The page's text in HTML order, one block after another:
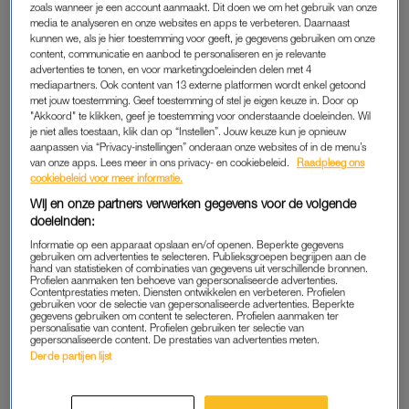
neerleggen. Ze was destijds achttien jaar oud, maar had naar
verluidt geenhypotheeknodig. Alles uit eigen zak, we love to
see it.
Afgelopen juli zette de influencer haar huis te koop. Ze ging
samenwonen met haar vriend Kenneth Taylor in Alkmaar. Al
snel stond er ‘verkocht onder voorbehoud’ bij haar woning op
Funda, maar helaas kreeg de nieuwe koper de financiering
niet rond. Daardoor stond het huis sinds afgelopen december
weer online.
TOCH NOG VERKOCHT
Inmiddels woont Jade al lang en breed in Rome, waar
vriendlief voetbalt, maar de deal voor haar oude woning is nu
eindelijk rond. Ze kan na acht maanden definitief afscheid
nemen van Heemskerk.
zoals wanneer je een account aanmaakt. Dit doen we om het gebruik van onze
media te analyseren en onze websites en apps te verbeteren. Daarnaast
kunnen we, als je hier toestemming voor geeft, je gegevens gebruiken om onze
content, communicatie en aanbod te personaliseren en je relevante
advertenties te tonen, en voor marketingdoeleinden delen met 4
mediapartners. Ook content van 13 externe platformen wordt enkel getoond
met jouw toestemming. Geef toestemming of stel je eigen keuze in. Door op
"Akkoord" te klikken, geef je toestemming voor onderstaande doeleinden. Wil
je niet alles toestaan, klik dan op “Instellen”. Jouw keuze kun je opnieuw
aanpassen via “Privacy-instellingen” onderaan onze websites of in de menu’s
van onze apps. Lees meer in ons privacy- en cookiebeleid.
Raadpleeg ons
cookiebeleid voor meer informatie.
Wij en onze partners verwerken gegevens voor de volgende
doeleinden:
Informatie op een apparaat opslaan en/of openen. Beperkte gegevens
gebruiken om advertenties te selecteren. Publieksgroepen begrijpen aan de
hand van statistieken of combinaties van gegevens uit verschillende bronnen.
Profielen aanmaken ten behoeve van gepersonaliseerde advertenties.
Contentprestaties meten. Diensten ontwikkelen en verbeteren. Profielen
gebruiken voor de selectie van gepersonaliseerde advertenties. Beperkte
gegevens gebruiken om content te selecteren. Profielen aanmaken ter
personalisatie van content. Profielen gebruiken ter selectie van
gepersonaliseerde content. De prestaties van advertenties meten.
Derde partijen lijst